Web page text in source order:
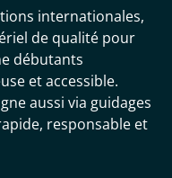
internationales,
de qualité pour
débutants
et accessible.
aussi via guidages
responsable et